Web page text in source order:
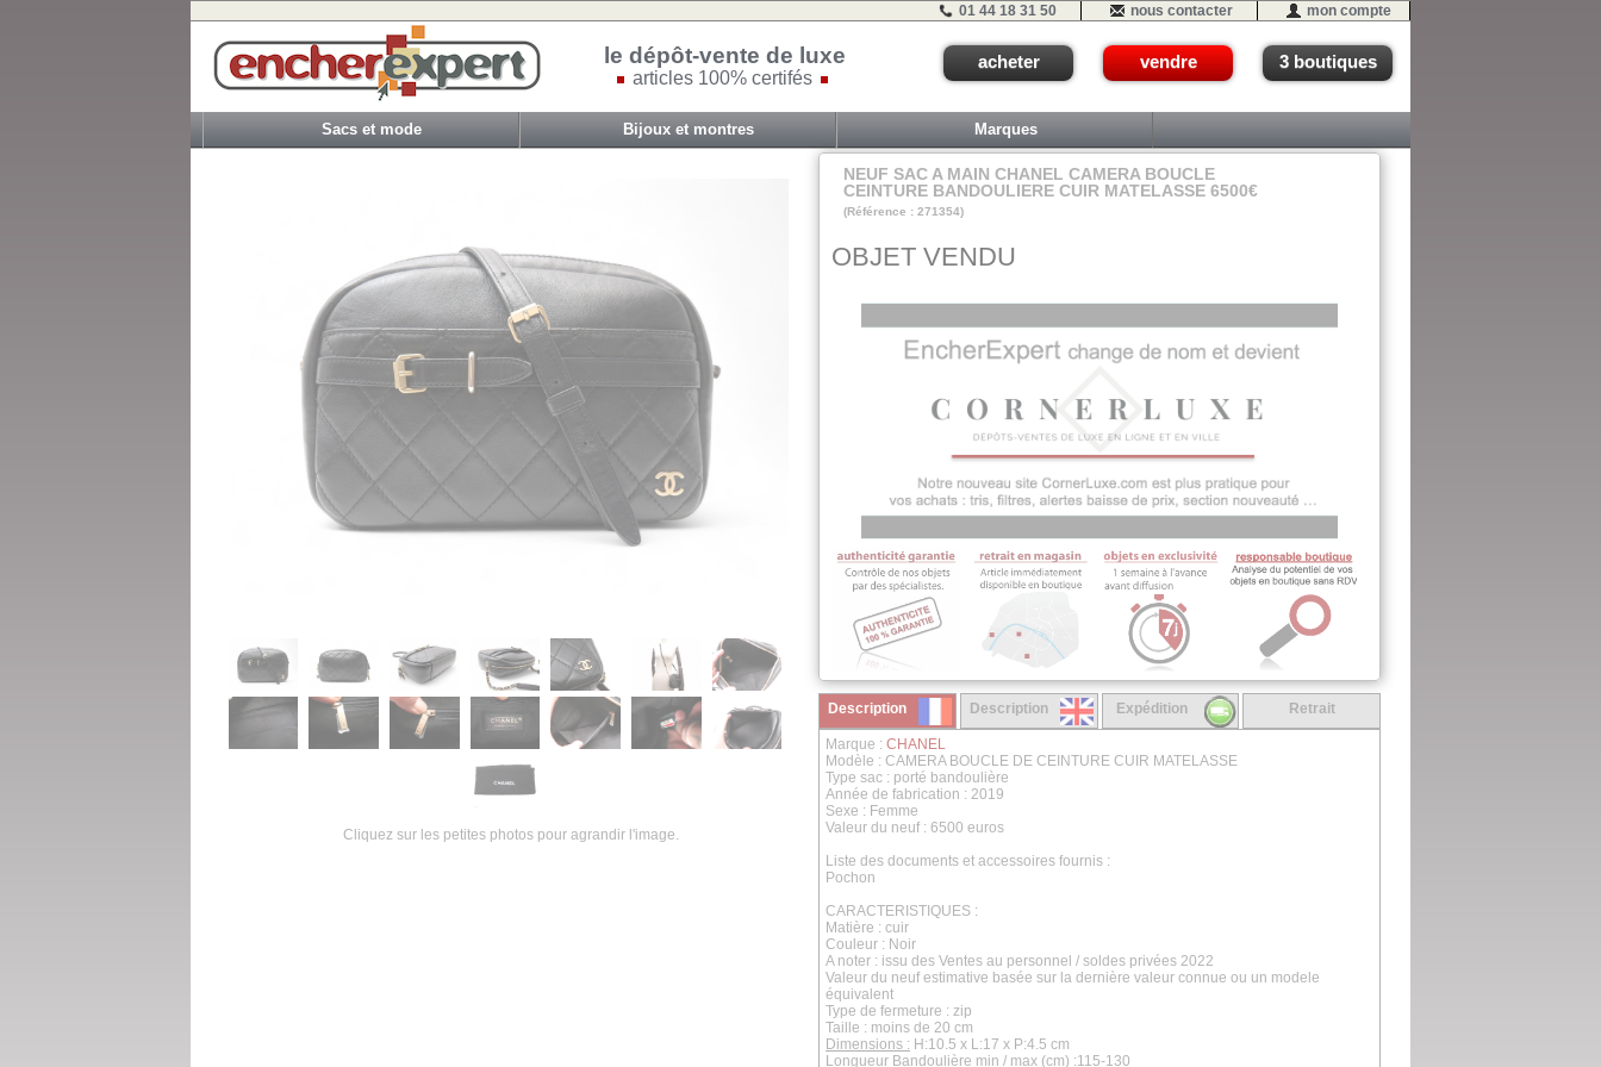
01 44 18 31 50 nous contacter mon compte
le dépôt-vente de luxe
articles 100% certifés
acheter vendre 3 boutiques
Sacs et mode Bijoux et montres Marques
Cliquez sur les petites photos pour agrandir l'image.
NEUF SAC A MAIN CHANEL CAMERA BOUCLE
CEINTURE BANDOULIERE CUIR MATELASSE 6500€
(Référence : 271354)
OBJET VENDU
Description Description Expédition Retrait
Marque : CHANEL
Modèle : CAMERA BOUCLE DE CEINTURE CUIR MATELASSE
Type sac : porté bandoulière
Année de fabrication : 2019
Sexe : Femme
Valeur du neuf : 6500 euros
Liste des documents et accessoires fournis :
Pochon
CARACTERISTIQUES :
Matière : cuir
Couleur : Noir
A noter : issu des Ventes au personnel / soldes privées 2022
Valeur du neuf estimative basée sur la dernière valeur connue ou un modele
équivalent
Type de fermeture : zip
Taille : moins de 20 cm
Dimensions : H:10.5 x L:17 x P:4.5 cm
Longueur Bandoulière min / max (cm) :115-130